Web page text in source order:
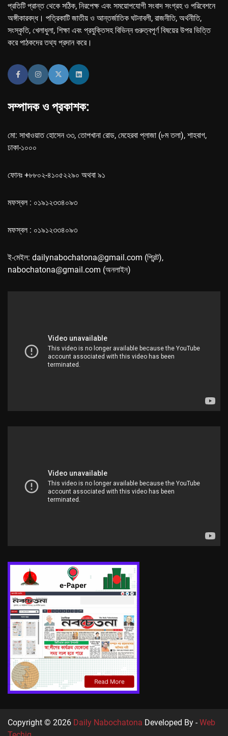
প্রতিটি প্রান্ত থেকে সঠিক, নিরপেক্ষ এবং সময়োপযোগী সংবাদ সংগ্রহ ও পরিবেশনে
অঙ্গীকারবদ্ধ। পত্রিকাটি জাতীয় ও আন্তর্জাতিক ঘটনাবলী, রাজনীতি, অর্থনীতি,
সংস্কৃতি, খেলাধুলা, শিক্ষা এবং প্রযুক্তিসহ বিভিন্ন গুরুত্বপূর্ণ বিষয়ের উপর ভিত্তি
করে পাঠকদের তথ্য প্রদান করে।
সম্পাদক ও প্রকাশক:
মো: সাখাওয়াত হোসেন ৩৩, তোপখানা রোড, মেহেরবা প্লাজা (৮ম তলা), শাহবাগ,
ঢাকা-১০০০
ফোনঃ +৮৮০২-৪১০৫২২৯০ অথবা ৯১
মফস্বল : ০১৯১২৩৩৪০৯৩
মফস্বল : ০১৯১২৩৩৪০৯৩
ই-মেইল: dailynabochatona@gmail.com (প্রিন্ট),
nabochatona@gmail.com (অনলাইন)
Copyright © 2026 Daily Nabochatona Developed By -Web